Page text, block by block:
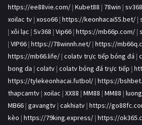
https://ee88vie.com/ | Kubet88 | 78win | sv368
xoilac tv | xoso66 | https://keonhacai55.bet/ |
| xôi lạc | Sv368 | Vip66 | https://mb66p.com/ |
| VIP66 | https://78winnh.net/ | https://
https://mb66.life/ | colatv trực tiếp bóng đá |
bong da | colatv | colatv bóng đá trực tiếp |
https://tylekeonhacai.futbol/ | https://
thapcamtv | xoilac | XX88 | MM88 | MM88 |
MB66 | gavangtv | cakhiatv | https://
kèo | https://79king.express/ | https://